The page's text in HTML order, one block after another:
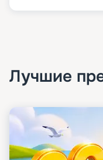
Лучшие